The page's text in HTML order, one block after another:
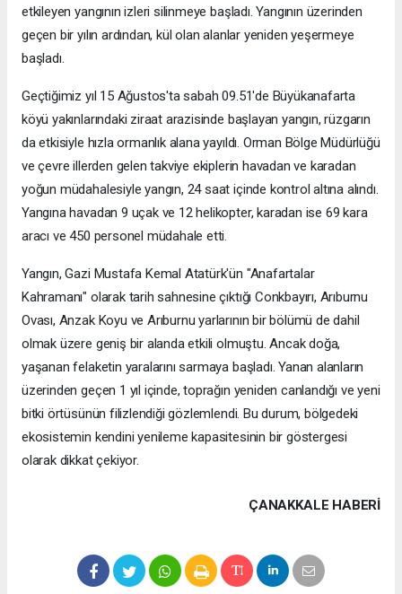
etkileyen yangının izleri silinmeye başladı. Yangının üzerinden
geçen bir yılın ardından, kül olan alanlar yeniden yeşermeye
başladı.
Geçtiğimiz yıl 15 Ağustos'ta sabah 09.51'de Büyükanafarta
köyü yakınlarındaki ziraat arazisinde başlayan yangın, rüzgarın
da etkisiyle hızla ormanlık alana yayıldı. Orman Bölge Müdürlüğü
ve çevre illerden gelen takviye ekiplerin havadan ve karadan
yoğun müdahalesiyle yangın, 24 saat içinde kontrol altına alındı.
Yangına havadan 9 uçak ve 12 helikopter, karadan ise 69 kara
aracı ve 450 personel müdahale etti.
Yangın, Gazi Mustafa Kemal Atatürk'ün "Anafartalar
Kahramanı" olarak tarih sahnesine çıktığı Conkbayırı, Arıburnu
Ovası, Anzak Koyu ve Arıburnu yarlarının bir bölümü de dahil
olmak üzere geniş bir alanda etkili olmuştu. Ancak doğa,
yaşanan felaketin yaralarını sarmaya başladı. Yanan alanların
üzerinden geçen 1 yıl içinde, toprağın yeniden canlandığı ve yeni
bitki örtüsünün filizlendiği gözlemlendi. Bu durum, bölgedeki
ekosistemin kendini yenileme kapasitesinin bir göstergesi
olarak dikkat çekiyor.
ÇANAKKALE HABERİ